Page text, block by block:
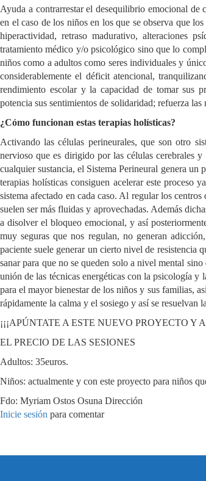
Ayuda a contrarrestar el desequilibrio emocional
en el caso de los niños en los que se observa que
hiperactividad, retraso madurativo, alteraciones
tratamiento médico y/o psicológico sino que lo
niños como a adultos como seres individuales y
considerablemente el déficit atencional,
rendimiento escolar y la capacidad de tomar sus
potencia sus sentimientos de solidaridad; refuerza
¿Cómo funcionan estas terapias holísticas?
Activando las células perineurales, que son otro
nervioso que es dirigido por las células cerebrales
cualquier sustancia, el Sistema Perineural genera
terapias holísticas consiguen acelerar este proceso
sistema afectado en cada caso. Al regular los
suelen ser más fluidas y aprovechadas. Además
a disolver el bloqueo emocional, y así
muy seguras que nos regulan, no generan
paciente suele generar un cierto nivel de resistencia
sanar para que no se queden solo a nivel mental
unión de las técnicas energéticas con la psicología y
para el mayor bienestar de los niños y sus familias,
rápidamente la calma y el sosiego y así se resuelvan
¡¡¡APÚNTATE A ESTE NUEVO PROYECTO
EL PRECIO DE LAS SESIONES
Adultos: 35euros.
Niños: actualmente y con este proyecto para niños
Fdo: Myriam Ostos Osuna Dirección
Inicie sesión para comentar